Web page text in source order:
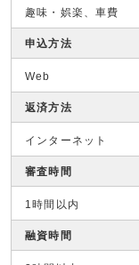
趣味・娯楽、車費
申込方法
Web
返済方法
インターネット
審査時間
1時間以内
融資時間